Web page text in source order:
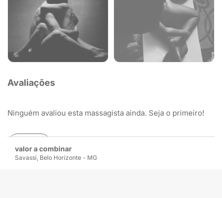
valor a combinar
Savassi, Belo Horizonte - MG
Avaliações
Ninguém avaliou esta massagista ainda. Seja o primeiro!
Avaliar